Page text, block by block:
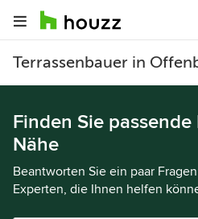
Terrassenbauer in
Finden Sie
Nähe
Beantworten Sie ein paar
Experten, die Ihnen helfen